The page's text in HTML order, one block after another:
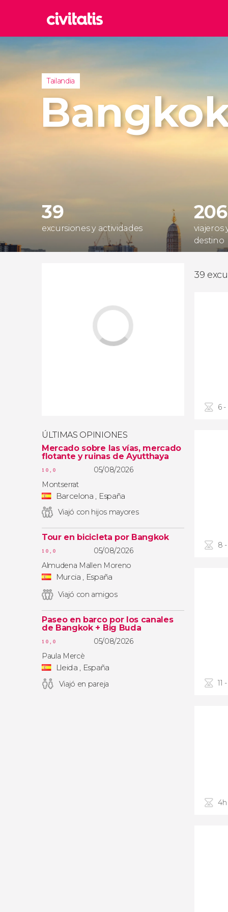
Reino
Reino
Tailandia
39
excursiones y actividades
viajeros
destino
ÚLTIMAS OPINIONES
Mercado sobre las vías, mercado
flotante y ruinas de Ayutthaya
10,0
05/08/2026
Montserrat
Barcelona , España
Viajó con hijos mayores
Tour en bicicleta por Bangkok
10,0
05/08/2026
Almudena Mallen Moreno
Murcia , España
Viajó con amigos
Paseo en barco por los canales
de Bangkok + Big Buda
10,0
05/08/2026
Paula Mercè
Lleida , España
Viajó en pareja
39
6
8
11
4h